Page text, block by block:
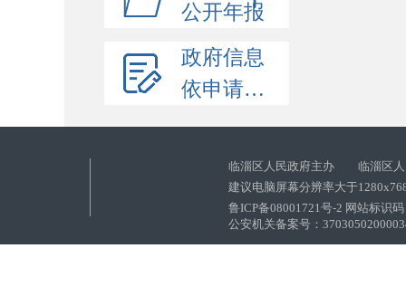
公开年报
政府信息
依申请公开
临淄区人民政府主办 临淄区人
建议电脑屏幕分辨率大于
鲁ICP备08001721号-2 网站标识
公安机关备案号：